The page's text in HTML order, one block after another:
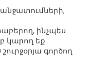
ինչպես
կարող եք
գործող